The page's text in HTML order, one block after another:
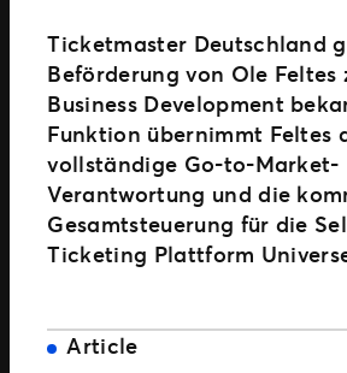
Ticketmaster Deutschland
Beförderung von Ole
Business Development
Funktion übernimmt Feltes
vollständige Go-to-Market-
Verantwortung und die
Gesamtsteuerung für die
Ticketing Plattform
Article